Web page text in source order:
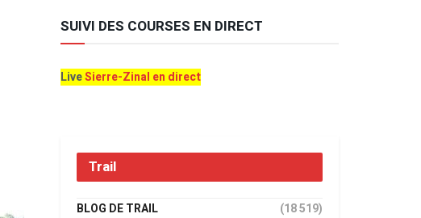
SUIVI DES COURSES EN DIRECT
LiveSierre-Zinal en direct
Trail
BLOG DE TRAIL (18 519)